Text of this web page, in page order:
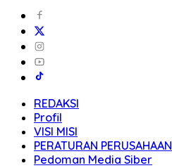
REDAKSI
Profil
VISI MISI
PERATURAN PERUSAHAAN
Pedoman Media Siber